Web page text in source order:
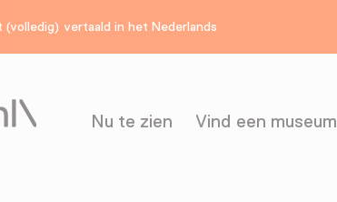
vertaald in het Nederlands
Nu te zien Vind een museum